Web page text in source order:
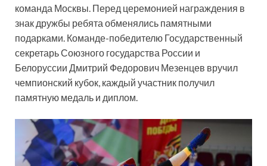
команда Москвы. Перед церемонией награждения в
знак дружбы ребята обменялись памятными
подарками. Команде-победителю Государственный
секретарь Союзного государства России и
Белоруссии Дмитрий Федорович Мезенцев вручил
чемпионский кубок, каждый участник получил
памятную медаль и диплом.